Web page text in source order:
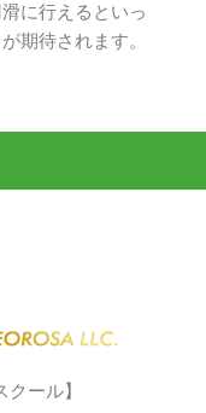
に行えるといっ
期待されます。
ール】